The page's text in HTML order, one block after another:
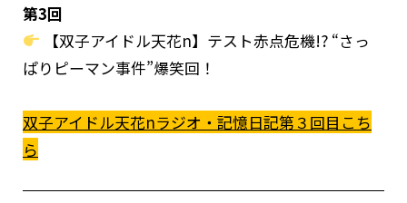
第3回
【双子アイドル天花n】テスト赤点危機!? “さっ
ぱりピーマン事件”爆笑回！
双子アイドル天花nラジオ・記憶日記第３回目こち
ら